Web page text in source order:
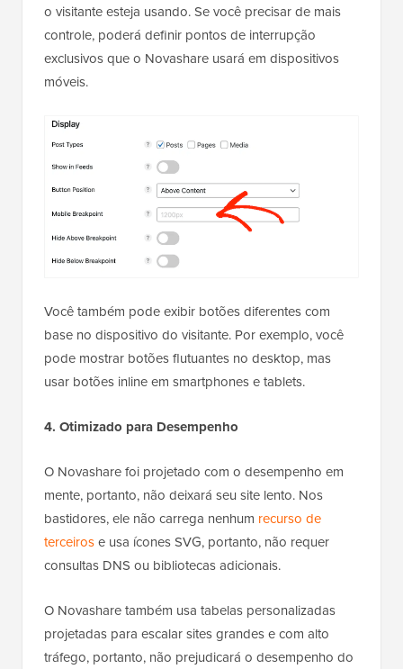
o visitante esteja usando. Se você precisar de mais
controle, poderá definir pontos de interrupção
exclusivos que o Novashare usará em dispositivos
móveis.
Você também pode exibir botões diferentes com
base no dispositivo do visitante. Por exemplo, você
pode mostrar botões flutuantes no desktop, mas
usar botões inline em smartphones e tablets.
4. Otimizado para Desempenho
O Novashare foi projetado com o desempenho em
mente, portanto, não deixará seu site lento. Nos
bastidores, ele não carrega nenhum recurso de
terceirose usa ícones SVG, portanto, não requer
consultas DNS ou bibliotecas adicionais.
O Novashare também usa tabelas personalizadas
projetadas para escalar sites grandes e com alto
tráfego, portanto, não prejudicará o desempenho do